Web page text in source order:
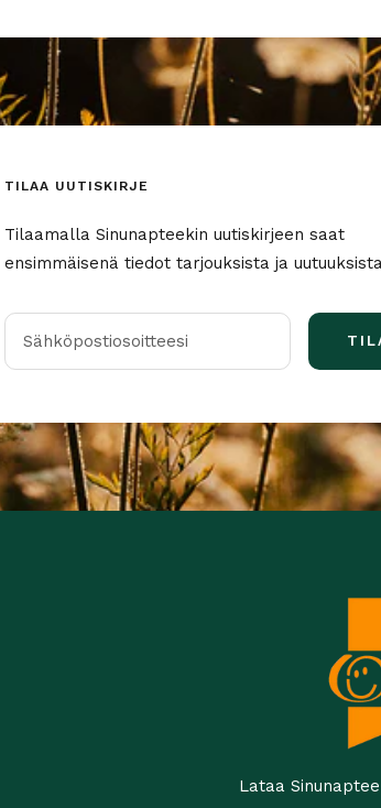
TILAA UUTISKIRJE
Tilaamalla Sinunapteekin uutiskirjeen saat
ensimmäisenä tiedot tarjouksista ja
Sähköpostiosoitteesi
Lataa